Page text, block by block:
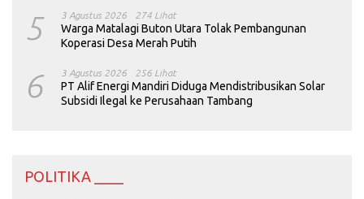
5 3 Agustus 2026 274 Lihat
Warga Matalagi Buton Utara Tolak Pembangunan
Koperasi Desa Merah Putih
6 3 Agustus 2026 256 Lihat
PT Alif Energi Mandiri Diduga Mendistribusikan Solar
Subsidi Ilegal ke Perusahaan Tambang
POLITIKA ____